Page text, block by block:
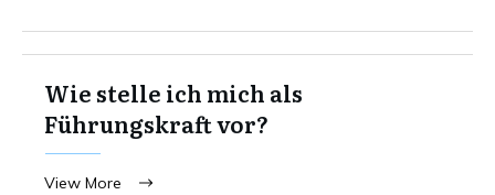
Wie stelle ich mich als
Führungskraft vor?
View More